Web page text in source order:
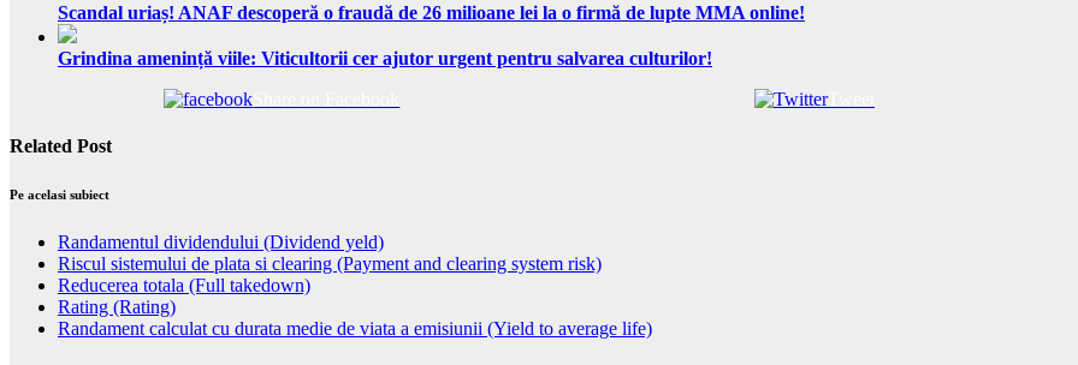
Scandal uriaș! ANAF descoperă o fraudă de 26 milioane lei la o firmă de lupte MMA online!
Grindina amenință viile: Viticultorii cer ajutor urgent pentru salvarea culturilor!
Tweet
Related Post
Pe acelasi subiect
Randamentul dividendului (Dividend yeld)
Riscul sistemului de plata si clearing (Payment and clearing system risk)
Reducerea totala (Full takedown)
Rating (Rating)
Randament calculat cu durata medie de viata a emisiunii (Yield to average life)